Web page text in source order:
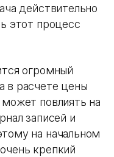
действительно
этот процесс
огромный
в расчете цены
повлиять на
записей и
на начальном
крепкий